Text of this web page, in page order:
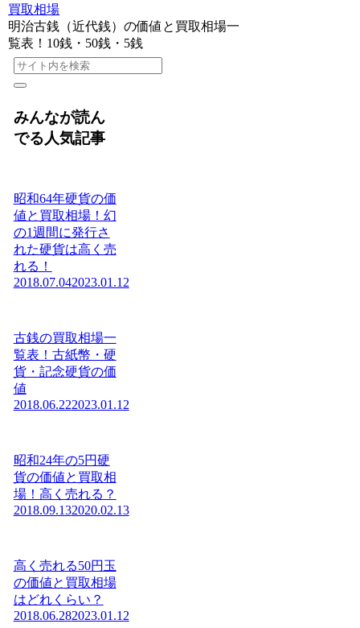
買取相場
明治古銭（近代銭）の価値と買取相場一
覧表！10銭・50銭・5銭
みんなが読ん
でる人気記事
昭和64年硬貨の価
値と買取相場！幻
の1週間に発行さ
れた硬貨は高く売
れる！
2018.07.042023.01.12
古銭の買取相場一
覧表！古紙幣・硬
貨・記念硬貨の価
値
2018.06.222023.01.12
昭和24年の5円硬
貨の価値と買取相
場！高く売れる？
2018.09.132020.02.13
高く売れる50円玉
の価値と買取相場
はどれくらい？
2018.06.282023.01.12